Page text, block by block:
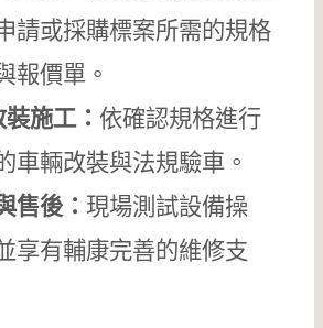
請或採購標案所需的規格
報價單。
施工： 依確認規格進行
車輛改裝與法規驗車。
售後：現場測試設備操
享有輔康完善的維修支